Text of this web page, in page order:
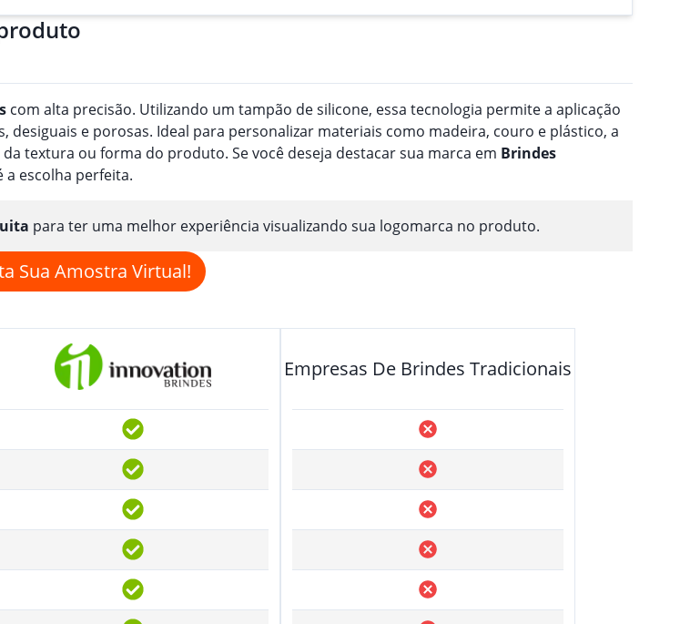
s com alta precisão. Utilizando um tampão de silicone, essa tecnologia permite a aplicação
e porosas. Ideal para personalizar materiais como madeira, couro e plástico, a
textura ou forma do produto. Se você deseja destacar sua marca em Brindes
a escolha perfeita.
para ter uma melhor experiência visualizando sua logomarca no produto.
Sua Amostra Virtual!
Empresas De Brindes Tradicionais